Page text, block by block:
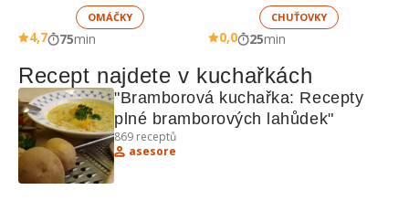
OMÁČKY
4,7 75min
CHUŤOVKY
0,0 25min
Recept najdete v kuchařkách
"Bramborová kuchařka: Recepty
plné bramborových lahůdek"
869 receptů
asesore